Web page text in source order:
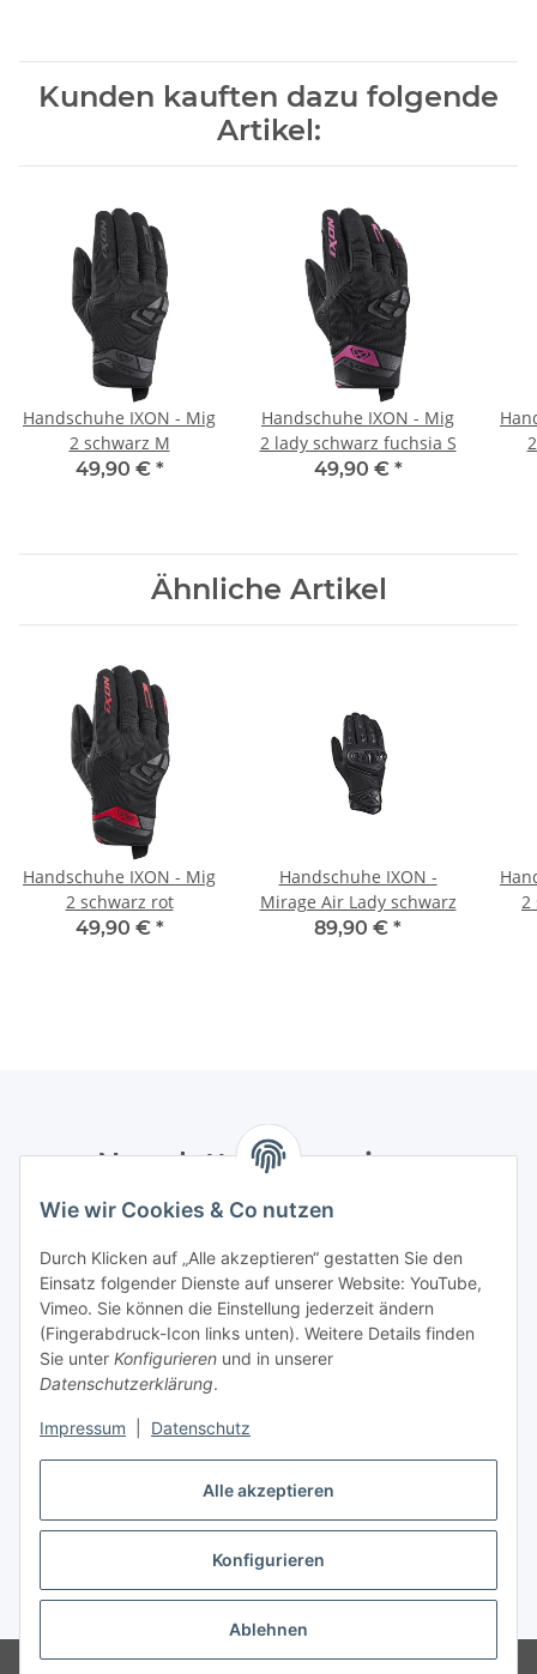
Alle akzeptieren
Konfigurieren
Ablehnen
Wie wir Cookies & Co nutzen
Durch Klicken auf „Alle akzeptieren“ gestatten Sie den
Einsatz folgender Dienste auf unserer Website: YouTube,
Vimeo. Sie können die Einstellung jederzeit ändern
(Fingerabdruck-Icon links unten). Weitere Details finden
Sie unter Konfigurieren und in unserer
Datenschutzerklärung.
Impressum Datenschutz
Kunden kauften dazu folgende
Artikel:
Handschuhe IXON - Mig
2 schwarz M
49,90 € *
Handschuhe IXON - Mig
2 lady schwarz fuchsia S
49,90 € *
Ähnliche Artikel
Handschuhe IXON - Mig
2 schwarz rot
49,90 € *
Handschuhe IXON -
Mirage Air Lady schwarz
89,90 € *
2
Newsletter Abonnieren
Bitte senden Sie mir entsprechend Ihrer
Informationen zu Ihrem Produktsortiment per E-Mail zu.
Abonnieren
Newsletter Abonnieren
Vertrag widerrufen
* Alle Preise inkl. gesetzlicher USt., zzgl.